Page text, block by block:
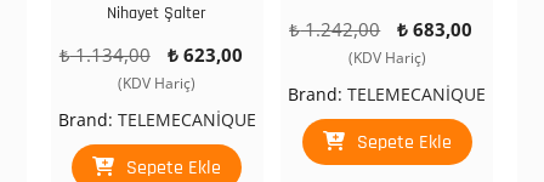
Nihayet Şalter
₺1.134,00
Orijinal
fiyat:
₺ 1.134,00.
₺623,00
fiyat:
₺ 623,00.
(KDV Hariç)
Brand: TELEMECANİQUE
Sepete Ekle
₺1.242,00
Orijinal
fiyat:
₺ 1.242,00.
₺ 683,00
₺
(KDV Hariç)
Brand:TELEMECANİQUE
Sepete Ekle